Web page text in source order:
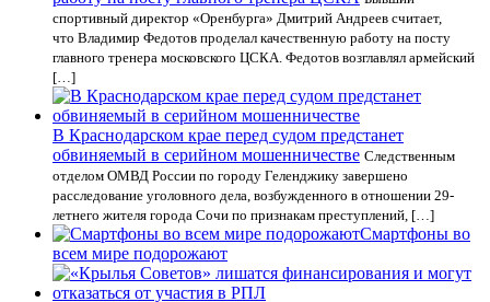
спортивный директор «Оренбурга» Дмитрий Андреев считает,
что Владимир Федотов проделал качественную работу на посту
главного тренера московского ЦСКА. Федотов возглавлял армейский
[…]
В Краснодарском крае перед судом предстанет
обвиняемый в серийном мошенничестве Следственным
отделом ОМВД России по городу Геленджику завершено
расследование уголовного дела, возбужденного в отношении 29-
летнего жителя города Сочи по признакам преступлений, […]
Смартфоны во
всем мире подорожают